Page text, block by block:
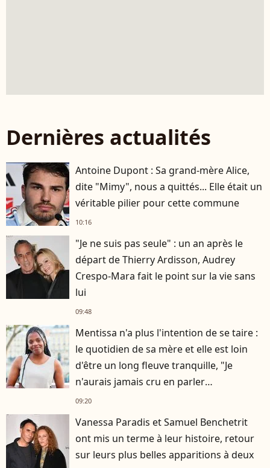
Dernières actualités
Antoine Dupont : Sa grand-mère Alice,
dite "Mimy", nous a quittés... Elle était un
véritable pilier pour cette commune
10:16
"Je ne suis pas seule" : un an après le
départ de Thierry Ardisson, Audrey
Crespo-Mara fait le point sur la vie sans
lui
09:48
Mentissa n'a plus l'intention de se taire :
le quotidien de sa mère et elle est loin
d'être un long fleuve tranquille, "Je
n'aurais jamais cru en parler
publiquement"
09:20
Vanessa Paradis et Samuel Benchetrit
ont mis un terme à leur histoire, retour
sur leurs plus belles apparitions à deux